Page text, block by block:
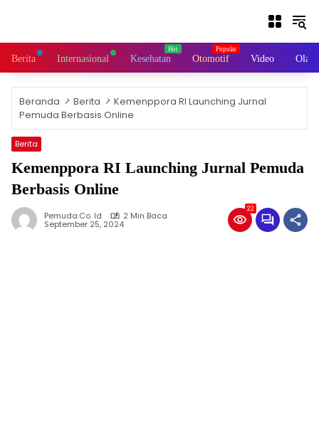
Berita Internasional Kesehatan Otomotif Video
Beranda Berita
Kemenppora RI Launching Jurnal
Pemuda Berbasis Online
Berita
Kemenppora RI Launching Jurnal Pemuda
Berbasis Online
Pemuda.co. Id 2 Min Baca
September 25, 2024
22